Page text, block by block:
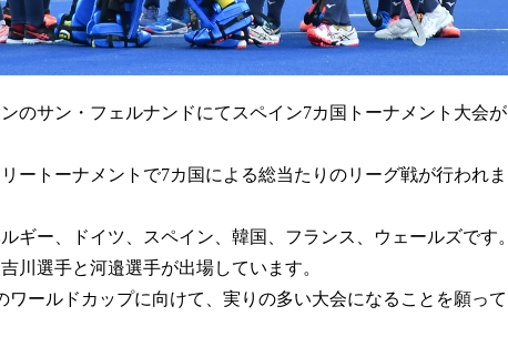
のサン・フェルナンドにてスペイン7カ国トーナメント大会が
ートーナメントで7カ国による総当たりのリーグ戦が行われま
ギー、ドイツ、スペイン、韓国、フランス、ウェールズです。
川選手と河邉選手が出場しています。
ワールドカップに向けて、実りの多い大会になることを願って